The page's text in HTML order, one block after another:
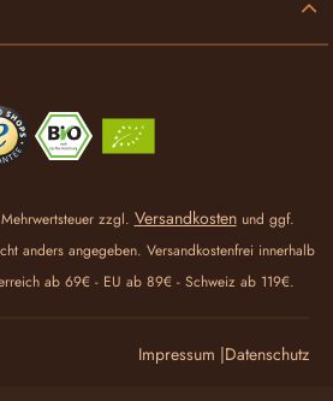
zzgl. Versandkostenund ggf.
anders angegeben. Versandkostenfrei innerhalb
ab 69€ - EU ab 89€ - Schweiz ab 119€.
Datenschutz
Impressum |